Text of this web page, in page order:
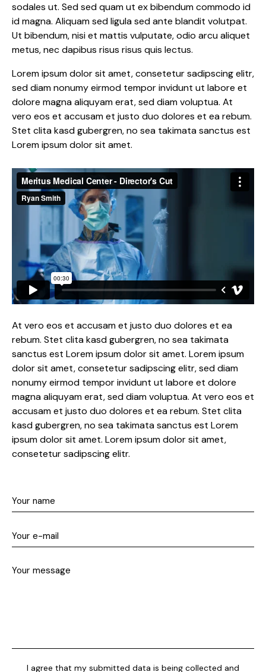
sodales ut. Sed sed quam ut ex bibendum commodo id
id magna. Aliquam sed ligula sed ante blandit volutpat.
Ut bibendum, nisi et mattis vulputate, odio arcu aliquet
metus, nec dapibus risus risus quis lectus.
Lorem ipsum dolor sit amet, consetetur sadipscing elitr,
sed diam nonumy eirmod tempor invidunt ut labore et
dolore magna aliquyam erat, sed diam voluptua. At
vero eos et accusam et justo duo dolores et ea rebum.
Stet clita kasd gubergren, no sea takimata sanctus est
Lorem ipsum dolor sit amet.
At vero eos et accusam et justo duo dolores et ea
rebum. Stet clita kasd gubergren, no sea takimata
sanctus est Lorem ipsum dolor sit amet. Lorem ipsum
dolor sit amet, consetetur sadipscing elitr, sed diam
nonumy eirmod tempor invidunt ut labore et dolore
magna aliquyam erat, sed diam voluptua. At vero eos et
accusam et justo duo dolores et ea rebum. Stet clita
kasd gubergren, no sea takimata sanctus est Lorem
ipsum dolor sit amet. Lorem ipsum dolor sit amet,
consetetur sadipscing elitr.
I agree that my submitted data is being collected and